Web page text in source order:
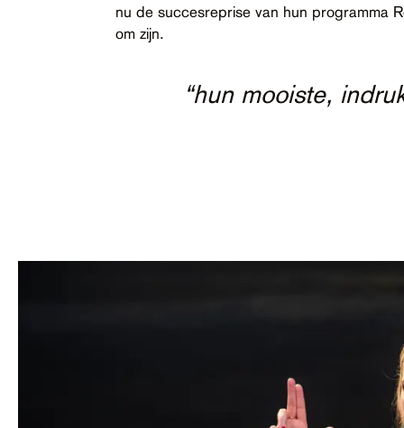
nu de succesreprise van hun programma
om zijn.
“hun mooiste,“…op de